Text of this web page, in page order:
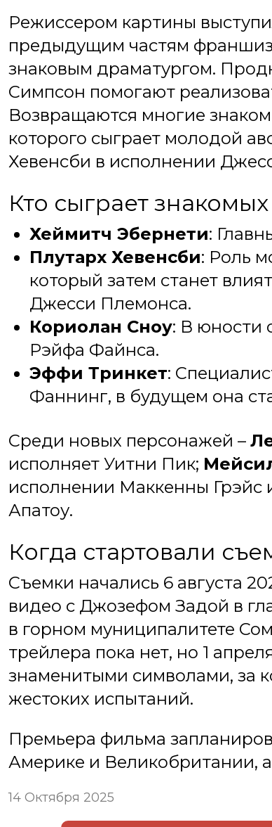
Режиссером картины
предыдущим частям
знаковым драматургом.
Симпсон помогают
Возвращаются многие
которого сыграет молодой
Хевенсби в исполнении
Кто сыграет
Хеймитч Эбернети:
Плутарх Хевенсби: Роль
который затем станет
Джесси Племонса.
Кориолан Сноу: В юности
Рэйфа Файнса.
Эффи Тринкет:
Фаннинг, в будущем она
Среди новых персонажей –
исполняет Уитни Пик;
исполнении Маккенны Грэйс
Апатоу.
Когда стартовали
Съемки начались 6 августа
видео с Джозефом Задой в
в горном муниципалитете
трейлера пока нет, но 1
знаменитыми символами, за
жестоких испытаний.
Премьера фильма
Америке и Великобритании,
14 Октября 2025